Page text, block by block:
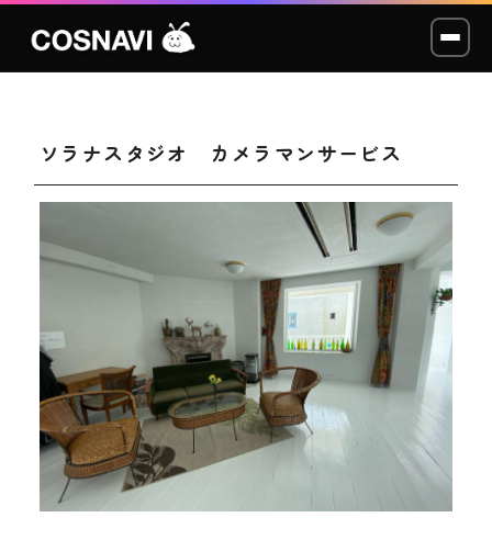
コスプレイベント
WCP
スタジオ
LABO
メディア
ソラナスタジオ カメラマンサービス